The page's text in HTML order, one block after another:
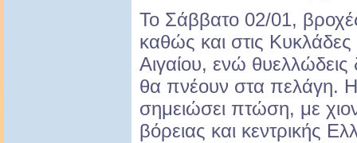
Το Σάββατο 02/01,
καθώς και στις
Αιγαίου, ενώ θυελλώδεις
θα πνέουν στα πελάγη.
σημειώσει πτώση, με
βόρειας και κεντρικής